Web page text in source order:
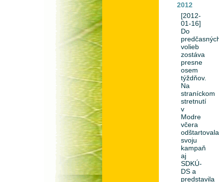
2012
[2012-
01-16]
Do
volieb
zostáva
presne
osem
týždňov.
Na
straníckom
stretnutí
v
Modre
včera
odštartovala
svoju
kampaň
aj
SDKÚ-
DS a
predstavila